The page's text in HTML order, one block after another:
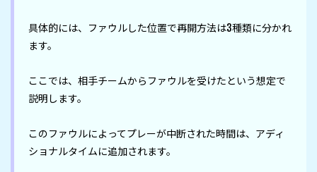
具体的には、ファウルした位置で再開方法は3種類に分かれ
ます。
ここでは、相手チームからファウルを受けたという想定で
説明します。
このファウルによってプレーが中断された時間は、アディ
ショナルタイムに追加されます。